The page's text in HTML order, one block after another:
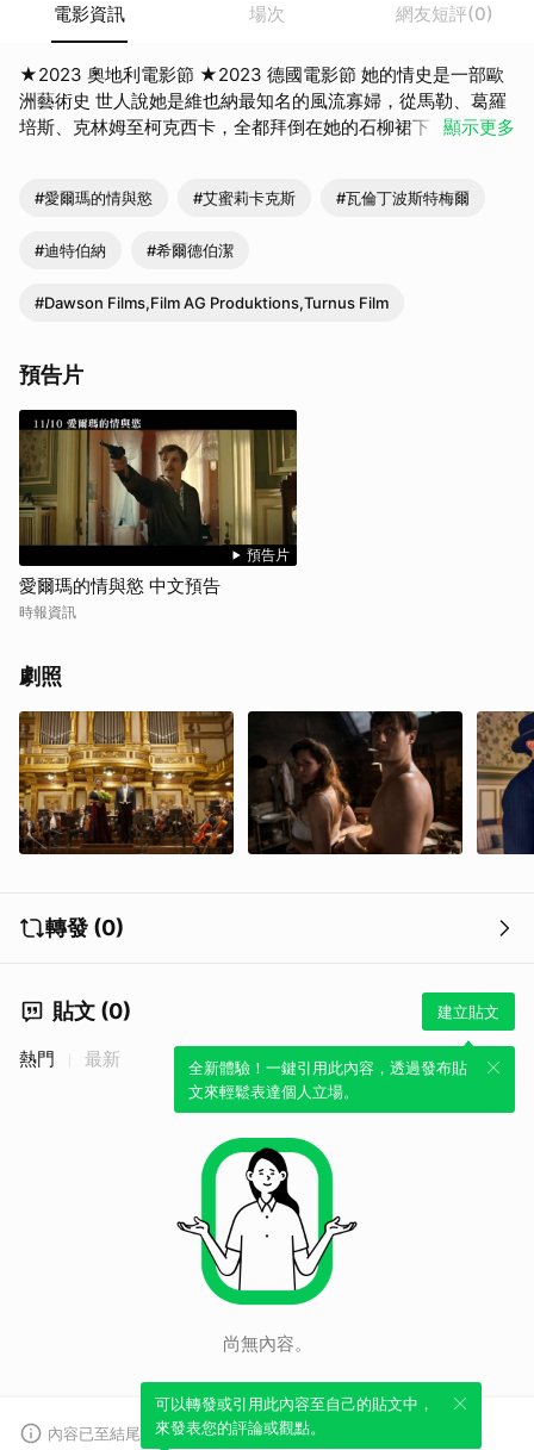
電影資訊 場次 網友短評(0)
★2023 奧地利電影節 ★2023 德國電影節 她的情史是一部歐
洲藝術史 世人說她是維也納最知名的風流寡婦，從馬勒、葛羅
培斯、克林姆至柯克西卡，全都拜倒在她的石柳裙下，她的美
「一個家只能有一個作曲家」於是她隱藏自己的音樂天分，在
名份。1912年的春天，愛爾瑪邂逅了青年藝術家奧斯卡・柯克
而，在兩人愛得難分難捨之際，愛爾瑪也同時與德國建築師情
顯示更多
#愛爾瑪的情與慾 #艾蜜莉卡克斯 #瓦倫丁波斯特梅爾
#迪特伯納 #希爾德伯潔
#Dawson Films,Film AG Produktions,Turnus Film
預告片
預告片
愛爾瑪的情與慾 中文預告
時報資訊
劇照
轉發 (0)
貼文 (0) 建立貼文
全新體驗！一鍵引用此內容，透過發布貼
文來輕鬆表達個人立場。
熱門 最新
尚無內容。
內容已至結尾。請注意，部分內容可能未顯示。
可以轉發或引用此內容至自己的貼文中，
來發表您的評論或觀點。
取消